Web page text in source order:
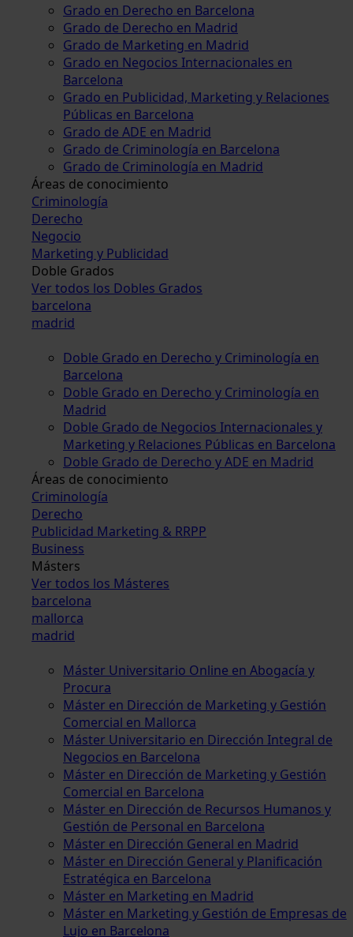
Grado en Derecho en Barcelona
Grado de Derecho en Madrid
Grado de Marketing en Madrid
Grado en Negocios Internacionales en
Barcelona
Grado en Publicidad, Marketing y Relaciones
Públicas en Barcelona
Grado de ADE en Madrid
Grado de Criminología en Barcelona
Grado de Criminología en Madrid
Áreas de conocimiento
Criminología
Derecho
Negocio
Marketing y Publicidad
Doble Grados
Ver todos los Dobles Grados
barcelona
madrid
Doble Grado en Derecho y Criminología en
Barcelona
Doble Grado en Derecho y Criminología en
Madrid
Doble Grado de Negocios Internacionales y
Marketing y Relaciones Públicas en Barcelona
Doble Grado de Derecho y ADE en Madrid
Áreas de conocimiento
Criminología
Derecho
Publicidad Marketing & RRPP
Business
Másters
Ver todos los Másteres
barcelona
mallorca
madrid
Máster Universitario Online en Abogacía y
Procura
Máster en Dirección de Marketing y Gestión
Comercial en Mallorca
Máster Universitario en Dirección Integral de
Negocios en Barcelona
Máster en Dirección de Marketing y Gestión
Comercial en Barcelona
Máster en Dirección de Recursos Humanos y
Gestión de Personal en Barcelona
Máster en Dirección General en Madrid
Máster en Dirección General y Planificación
Estratégica en Barcelona
Máster en Marketing en Madrid
Máster en Marketing y Gestión de Empresas de
Lujo en Barcelona